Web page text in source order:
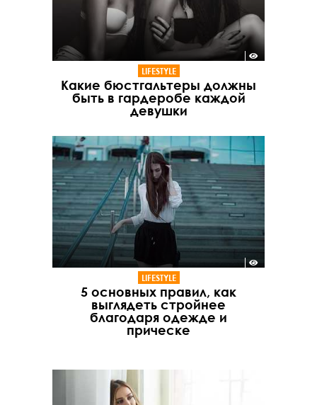
LIFESTYLE
Какие бюстгальтеры должны
быть в гардеробе каждой
девушки
LIFESTYLE
5 основных правил, как
выглядеть стройнее
благодаря одежде и
прическе